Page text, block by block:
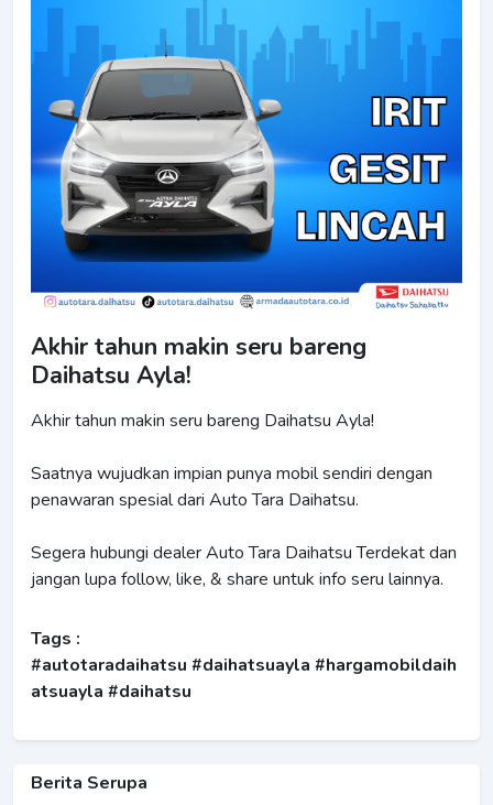
Akhir tahun makin seru bareng
Daihatsu Ayla!
Akhir tahun makin seru bareng Daihatsu Ayla!
Saatnya wujudkan impian punya mobil sendiri dengan
penawaran spesial dari Auto Tara Daihatsu.
Segera hubungi dealer Auto Tara Daihatsu Terdekat dan
jangan lupa follow, like, & share untuk info seru lainnya.
Tags :
#autotaradaihatsu #daihatsuayla #hargamobildaih
atsuayla #daihatsu
Berita Serupa